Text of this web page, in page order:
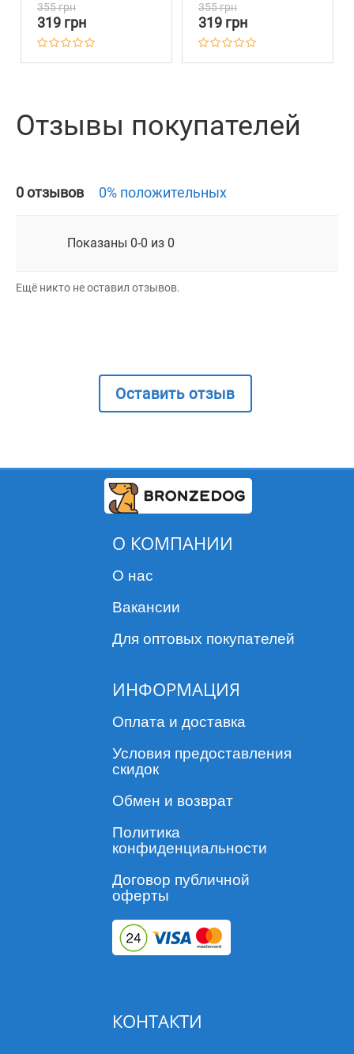
355 грн
319 грн
355 грн
319 грн
Отзывы покупателей
0 отзывов 0% положительных
Показаны 0-0 из 0
Ещё никто не оставил отзывов.
Оставить отзыв
О КОМПАНИИ
О нас
Вакансии
Для оптовых покупателей
ИНФОРМАЦИЯ
Оплата и доставка
Условия предоставления
скидок
Обмен и возврат
Политика
конфиденциальности
Договор публичной
оферты
КОНТАКТИ